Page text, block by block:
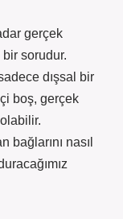
gerçek
sorudur.
dışsal bir
boş, gerçek
nasıl